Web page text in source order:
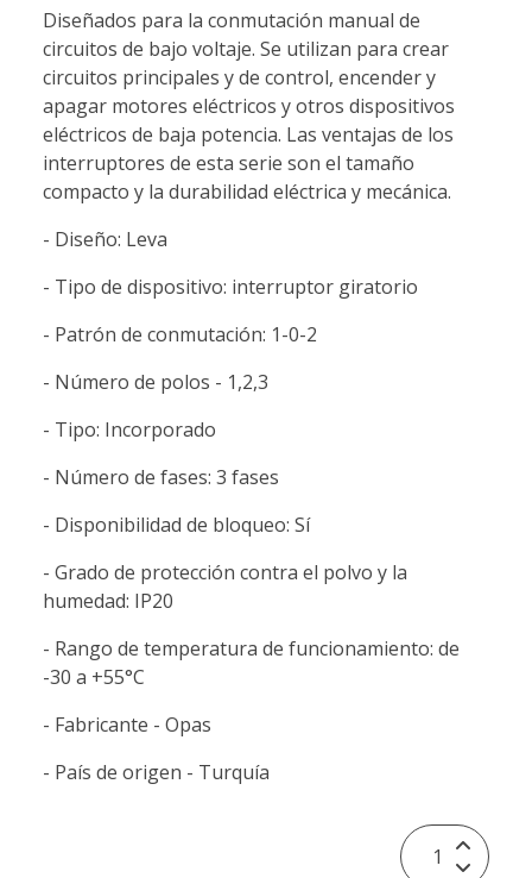
Diseñados para la conmutación manual de
circuitos de bajo voltaje. Se utilizan para crear
circuitos principales y de control, encender y
apagar motores eléctricos y otros dispositivos
eléctricos de baja potencia. Las ventajas de los
interruptores de esta serie son el tamaño
compacto y la durabilidad eléctrica y mecánica.
- Diseño: Leva
- Tipo de dispositivo: interruptor giratorio
- Patrón de conmutación: 1-0-2
- Número de polos - 1,2,3
- Tipo: Incorporado
- Número de fases: 3 fases
- Disponibilidad de bloqueo: Sí
- Grado de protección contra el polvo y la
humedad: IP20
- Rango de temperatura de funcionamiento: de
-30 a +55°C
- Fabricante - Opas
- País de origen - Turquía